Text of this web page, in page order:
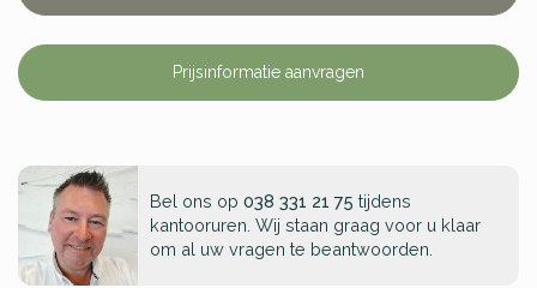
Prijsinformatie aanvragen
Bel ons op 038 331 21 75 tijdens
kantooruren. Wij staan graag voor u klaar
om al uw vragen te beantwoorden.